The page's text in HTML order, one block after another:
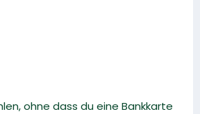
ohne dass du eine Bankkarte